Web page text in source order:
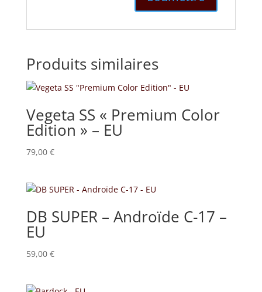
Produits similaires
Vegeta SS « Premium Color
Edition » – EU
79,00 €
DB SUPER – Androïde C-17 –
EU
59,00 €